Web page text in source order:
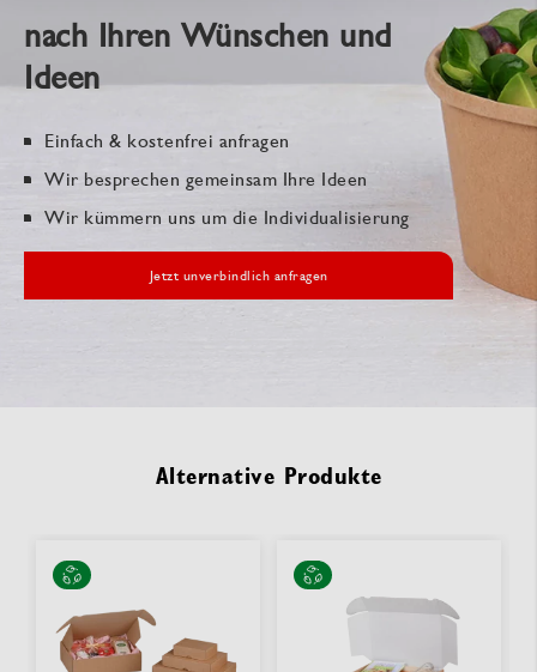
nach Ihren Wünschen und
Ideen
Einfach & kostenfrei anfragen
Wir besprechen gemeinsam Ihre Ideen
Wir kümmern uns um die Individualisierung
Jetzt unverbindlich anfragen
Alternative Produkte